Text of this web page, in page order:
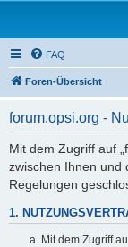
FAQ
Foren-Übersicht
forum.opsi.org -
Mit dem Zugriff auf
zwischen Ihnen und
Regelungen
1.
Mit dem Zugriff